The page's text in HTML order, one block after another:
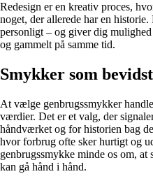
Redesign er en kreativ proces,
noget, der allerede har en
personligt – og giver dig
og gammelt på samme tid.
Smykker som
At vælge genbrugssmykker
værdier. Det er et valg, der
håndværket og for historien bag
hvor forbrug ofte sker hurtigt og
genbrugssmykke minde os om,
kan gå hånd i hånd.